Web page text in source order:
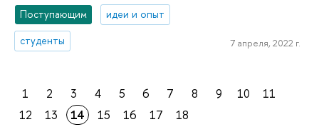
Поступающим
идеи и опыт
студенты
7 апреля, 2022 г.
1 2 3 4 5 6 7 8 9 10
11
12
13 14 15 16 17 18